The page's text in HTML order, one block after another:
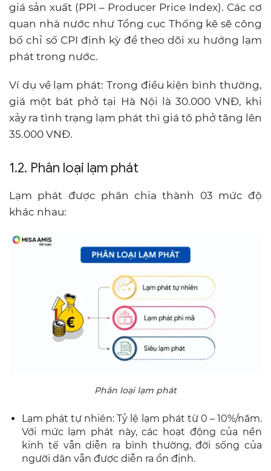
giá sản xuất (PPI – Producer Price Index). Các cơ
quan nhà nước như Tổng cục Thống kê sẽ công
bố chỉ số CPI định kỳ để theo dõi xu hướng lạm
phát trong nước.
Ví dụ về lạm phát: Trong điều kiện bình thường,
giá một bát phở tại Hà Nội là 30.000 VNĐ, khi
xảy ra tình trạng lạm phát thì giá tô phở tăng lên
35.000 VNĐ.
1.2. Phân loại lạm phát
Lạm phát được phân chia thành 03 mức độ
khác nhau:
Phân loại lạm phát
Lạm phát tự nhiên: Tỷ lệ lạm phát từ 0 – 10%/năm.
Với mức lạm phát này, các hoạt động của nền
kinh tế vẫn diễn ra bình thường, đời sống của
người dân vẫn được diễn ra ổn định.